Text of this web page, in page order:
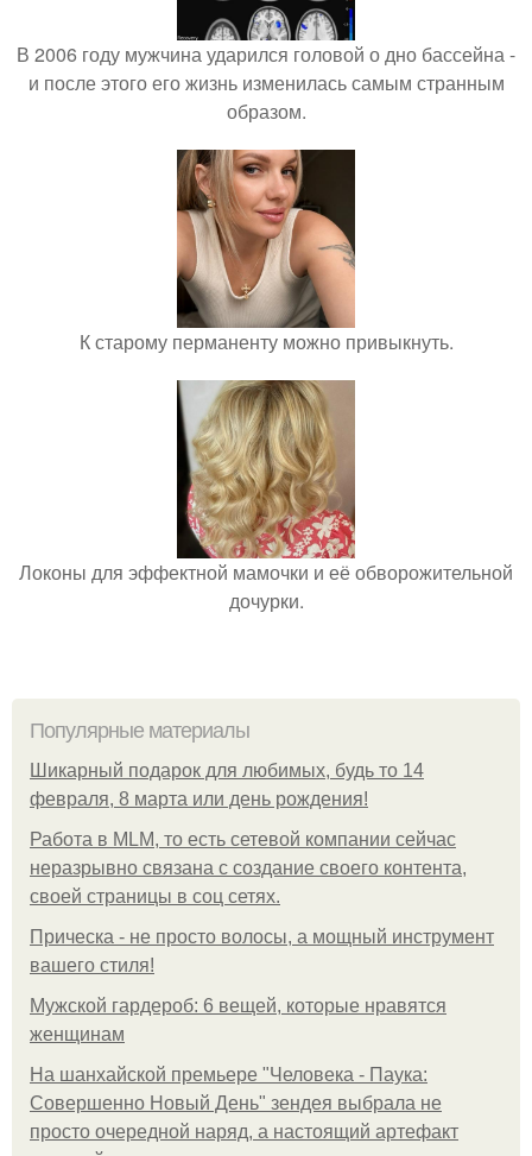
В 2006 году мужчина ударился головой о дно бассейна -
и после этого его жизнь изменилась самым странным
образом.
К старому перманенту можно привыкнуть.
Локоны для эффектной мамочки и её обворожительной
дочурки.
Популярные материалы
Шикарный подарок для любимых, будь то 14
февраля, 8 марта или день рождения!
Работа в MLM, то есть сетевой компании сейчас
неразрывно связана с создание своего контента,
своей страницы в соц сетях.
Прическа - не просто волосы, а мощный инструмент
вашего стиля!
Мужской гардероб: 6 вещей, которые нравятся
женщинам
На шанхайской премьере "Человека - Паука:
Совершенно Новый День" зендея выбрала не
просто очередной наряд, а настоящий артефакт